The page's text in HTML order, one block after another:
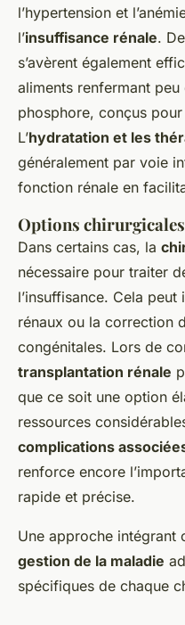
l’hypertension et
l’insuffisance rénale.
s’avèrent également
aliments renfermant
phosphore, conçus
L’hydratation et les
généralement par voie
fonction rénale en
Options
Dans certains cas, la
nécessaire pour traiter
l’insuffisance. Cela
rénaux ou la correction
congénitales. Lors de
transplantation rénale
que ce soit une option
ressources
complications
renforce encore
rapide et précise.
Une approche intégrant
gestion de la maladie
spécifiques de chaque